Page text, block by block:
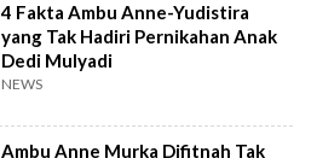
4 Fakta Ambu Anne-Yudistira
yang Tak Hadiri Pernikahan Anak
Dedi Mulyadi
NEWS
Ambu Anne Murka Difitnah Tak